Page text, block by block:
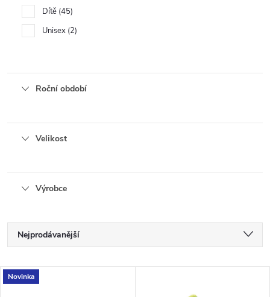
Dítě 45
Unisex 2
Roční období
Velikost
Výrobce
Ř
a
Nejprodávanější
Nejdražší
V
Novinka